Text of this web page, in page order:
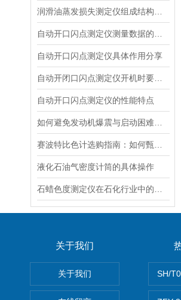
自动开口闪点测定仪具体作用分享
自动开口闪点测定仪的性能特点
液化石油气密度计筒的具体操作
关于我们
关于我们 SH/